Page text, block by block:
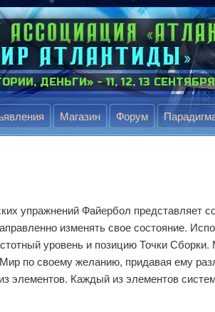
- 11, 12, 13 СЕНТЯБРЯ - МОСКВА
Магазин Форум
упражнений Файербол представляет
изменять свое состояние.
уровень и позицию Точки
по своему желанию, придавая ему
элементов. Каждый из элементов